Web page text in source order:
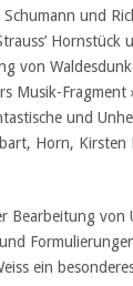
und
Hornstück
von
Musik-
und
Horn, Kirsten
von
ein